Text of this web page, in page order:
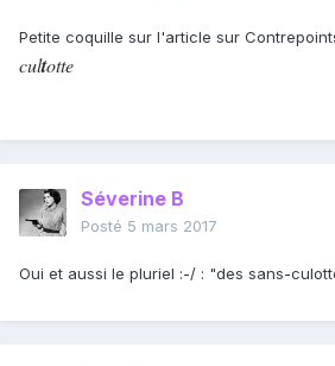
Petite coquille sur l'article sur
cultotte
Séverine B
Posté 5 mars 2017
Oui et aussi le pluriel :-/ : "des sans-